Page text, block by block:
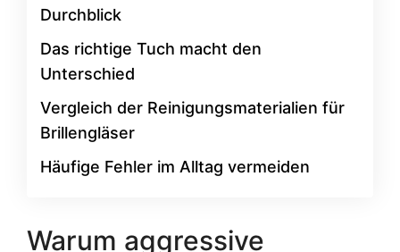
Durchblick
Das richtige Tuch macht den
Unterschied
Vergleich der Reinigungsmaterialien für
Brillengläser
Häufige Fehler im Alltag vermeiden
Warum aggressive